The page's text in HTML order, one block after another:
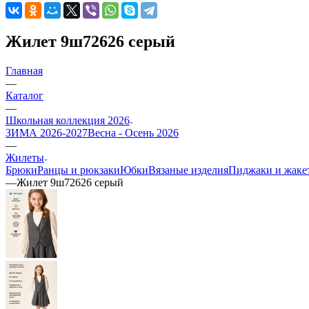
Жилет 9ш72626 серый
Главная
—
Каталог
—
Школьная коллекция 2026
ЗИМА 2026-2027Весна - Осень 2026
—
Жилеты
БрюкиРанцы и рюкзакиЮбкиВязаные изделияПиджаки и
—Жилет 9ш72626 серый